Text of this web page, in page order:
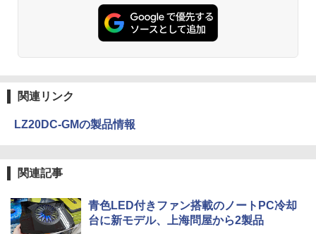
関連リンク
LZ20DC-GMの製品情報
関連記事
青色LED付きファン搭載のノートPC冷却
台に新モデル、上海問屋から2製品